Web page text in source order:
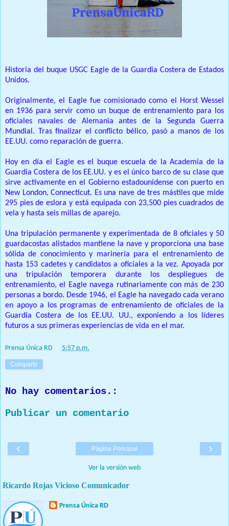
Historia del buque USGC Eagle de la Guardia Costera de Estados
Unidos.
Originalmente, el Eagle fue comisionado como el Horst Wessel
en 1936 para servir como un buque de entrenamiento para los
oficiales navales de Alemania antes de la Segunda Guerra
Mundial. Tras finalizar el conflicto bélico, pasó a manos de los
EE.UU. como reparación de guerra.
Hoy en día el Eagle es el buque escuela de la Academia de la
Guardia Costera de los EE.UU. y es el único barco de su clase que
sirve activamente en el Gobierno estadounidense con puerto en
New London, Connecticut. Es una nave de tres mástiles que mide
295 pies de eslora y está equipada con 23,500 pies cuadrados de
vela y hasta seis millas de aparejo.
Una tripulación permanente y experimentada de 8 oficiales y 50
guardacostas alistados mantiene la nave y proporciona una base
sólida de conocimiento y marinería para el entrenamiento de
hasta 153 cadetes y candidatos a oficiales a la vez. Apoyada por
una tripulación temporera durante los despliegues de
entrenamiento, el Eagle navega rutinariamente con más de 230
personas a bordo. Desde 1946, el Eagle ha navegado cada verano
en apoyo a los programas de entrenamiento de oficiales de la
Guardia Costera de los EE.UU. UU., exponiendo a los líderes
futuros a sus primeras experiencias de vida en el mar.
Prensa Única RD 5:57 p.m.
Compartir
No hay comentarios.:
Publicar un comentario
‹ ›
Página Principal
Ver la versión web
Ricardo Rojas Vicioso Comunicador
Prensa Única RD